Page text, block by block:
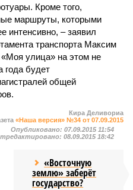
Кроме того,
маршруты, которыми
интенсивно, – заявил
транспорта Максим
улица» на этом не
года будет
общей
Кира Деливориа
«Наша версия» №34 от 07.09.2015
Опубликовано: 07.09.2015 11:54
08.09.2015 18:42
«Восточную
землю» заберёт
государство?